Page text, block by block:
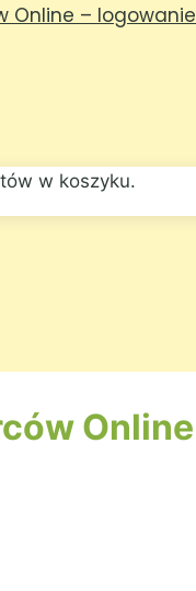
Online – logowanie
w koszyku.
Online